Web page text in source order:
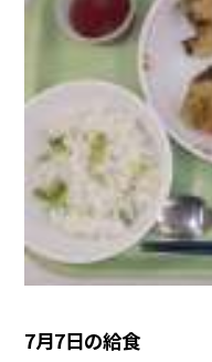
7月7日の給食